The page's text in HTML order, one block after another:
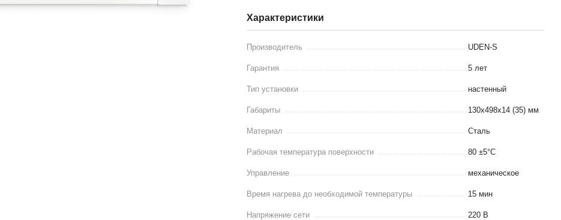
Характеристики
Производитель UDEN-S
Гарантия 5 лет
Тип установки настенный
Габариты 130х498х14 (35) мм
Материал Сталь
Рабочая температура поверхности 80 ±5°С
Управление механическое
Время нагрева до необходимой температуры 15 мин
Напряжение сети 220 В